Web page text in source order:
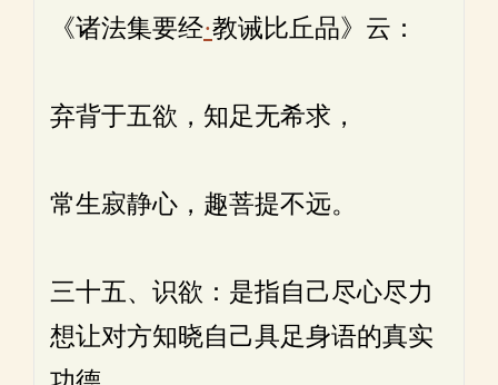
《诸法集要经·教诫比丘品》云：
弃背于五欲，知足无希求，
常生寂静心，趣菩提不远。
三十五、识欲：是指自己尽心尽力
想让对方知晓自己具足身语的真实